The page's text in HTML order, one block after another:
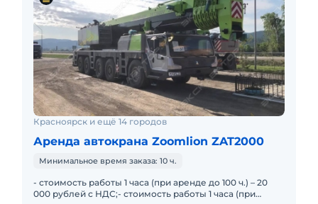
Красноярск и ещё 14 городов
Аренда автокрана Zoomlion ZAT2000
Минимальное время заказа: 10 ч.
- стоимость работы 1 часа (при аренде до 100 ч.) – 20
000 рублей с НДС;- стоимость работы 1 часа (при